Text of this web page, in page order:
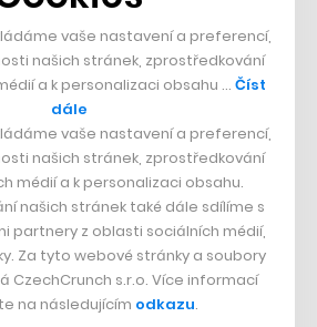
je luxus, který si e-
dovolit. Jak zkrátit
trh z měsíců na dny
vaše nastavení a preferencí,
našich stránek, zprostředkování
a k personalizaci obsahu … Číst
dále
vaše nastavení a preferencí,
našich stránek, zprostředkování
médií a k personalizaci obsahu.
našich stránek také dále sdílíme s
partnery z oblasti sociálních médií,
Za tyto webové stránky a soubory
CzechCrunch s.r.o. Více informací
na následujícím odkazu.